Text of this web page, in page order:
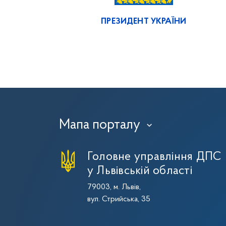
ПРЕЗИДЕНТ УКРАЇНИ
Мапа порталу ›
Головне управління ДПС
у Львівській області
79003, м. Львів,
вул. Стрийська, 35